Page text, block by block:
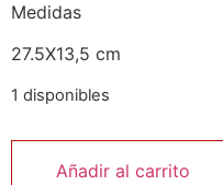
Medidas
27.5X13,5 cm
1 disponibles
Añadir al carrito